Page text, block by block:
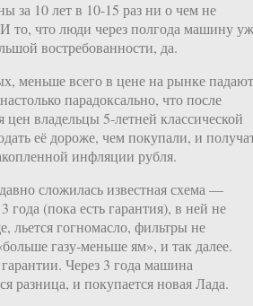
за 10 лет в 10-15 раз ни о чем не
И то, что люди через полгода машину
востребованности, да.
меньше всего в цене на рынке падают
парадоксально, что после
владельцы 5-летней классической
её дороже, чем покупали, и
инфляции рубля.
сложилась известная схема —
года (пока есть гарантия), в ней не
льется гогномасло, фильтры не
газу-меньше ям», и так далее.
Через 3 года машина
разница, и покупается новая Лада.